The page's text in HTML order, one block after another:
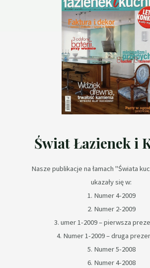
Świat Łazienek i
Nasze publikacje na łamach "Świata
ukazały się w:
1. Numer 4-2009
2. Numer 2-2009
3. umer 1-2009 – pierwsza
4. Numer 1-2009 – druga
5. Numer 5-2008
6. Numer 4-2008